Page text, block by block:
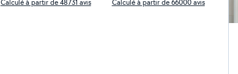
Calculé à partir de 48731 avis Calculé à partir de 66000 avis